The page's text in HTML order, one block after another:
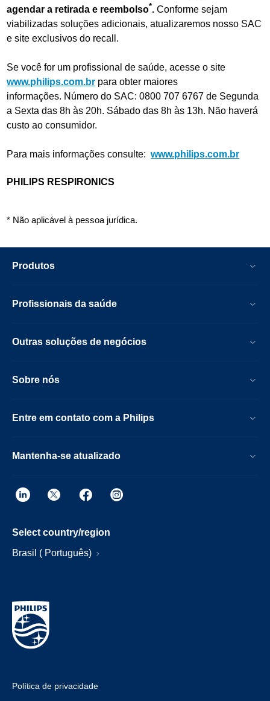
agendar a retirada e reembolso*.Conforme sejam
viabilizadas soluções adicionais, atualizaremos nosso SAC
e site exclusivos do recall.
Se você for um profissional de saúde, acesse o site
www.philips.com.br para obter maiores
informações. Número do SAC: 0800 707 6767 de Segunda
a Sexta das 8h às 20h. Sábado das 8h às 13h. Não haverá
custo ao consumidor.
Para mais informações consulte:www.philips.com.br
PHILIPS RESPIRONICS
* Não aplicável à pessoa jurídica.
Produtos
Profissionais da saúde
Outras soluções de negócios
Sobre nós
Entre em contato com a Philips
Mantenha-se atualizado
Select country/region
Brasil ( Português)
Política de privacidade